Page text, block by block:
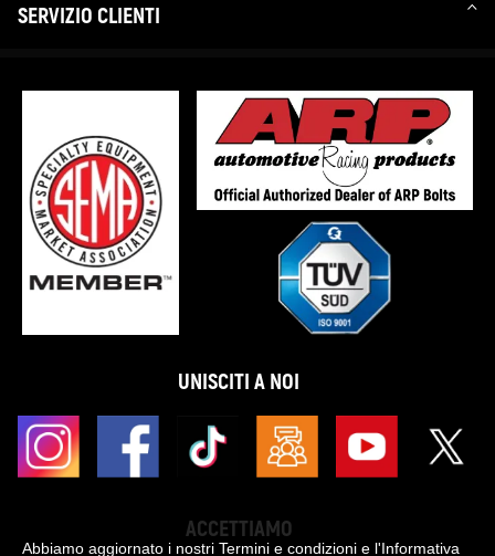
SERVIZIO CLIENTI
UNISCITI A NOI
ACCETTIAMO
Abbiamo aggiornato i nostri Termini e condizioni e l'Informativa